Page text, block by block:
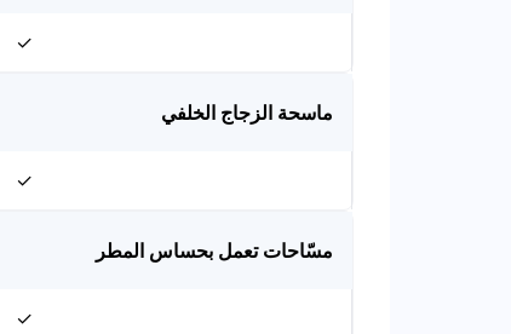
✓
ماسحة الزجاج الخلفي
✓
مسّاحات تعمل بحساس المطر
✓